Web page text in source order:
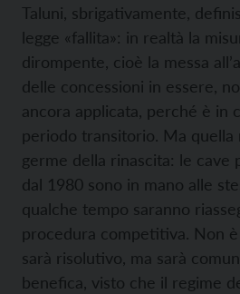
Taluni, sbrigativamente,
legge «fallita»: in realtà la
dirompente, cioè la messa
delle concessioni in essere,
ancora applicata, perché è in
periodo transitorio. Ma quella
germe della rinascita: le cave
dal 1980 sono in mano alle
qualche tempo saranno
procedura competitiva. Non
sarà risolutivo, ma sarà
benefica, visto che il regime